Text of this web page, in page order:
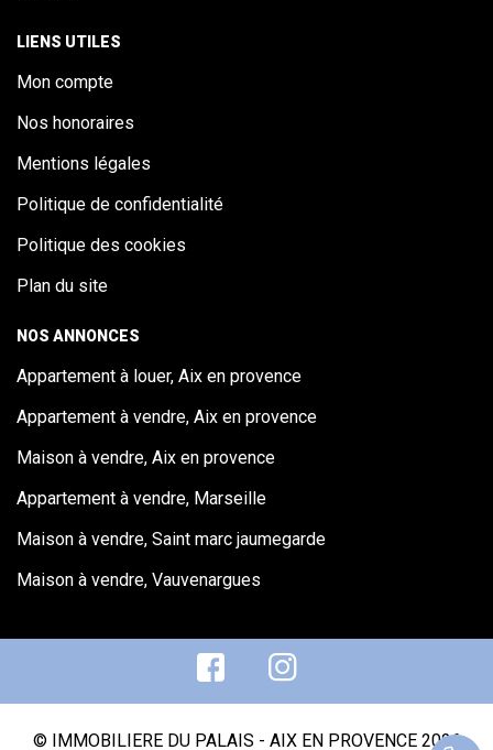
LIENS UTILES
Mon compte
Nos honoraires
Mentions légales
Politique de confidentialité
Politique des cookies
Plan du site
NOS ANNONCES
Appartement à louer, Aix en provence
Appartement à vendre, Aix en provence
Maison à vendre, Aix en provence
Appartement à vendre, Marseille
Maison à vendre, Saint marc jaumegarde
Maison à vendre, Vauvenargues
© IMMOBILIERE DU PALAIS - AIX EN PROVENCE 2026